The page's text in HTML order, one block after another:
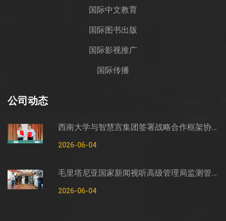
国际中文教育
国际图书出版
国际影视推广
国际传播
公司动态
西南大学与智慧宫集团签署战略合作框架协议
2026-06-04
毛里塔尼亚国家新闻视听高级管理局监测管控司司长穆罕默德·哈桑·埃萨利姆一行莅临智慧宫调研
2026-06-04